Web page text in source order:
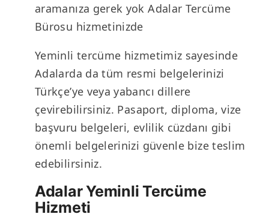
aramanıza gerek yok Adalar Tercüme
Bürosu hizmetinizde
Yeminli tercüme hizmetimiz sayesinde
Adalarda da tüm resmi belgelerinizi
Türkçe’ye veya yabancı dillere
çevirebilirsiniz. Pasaport, diploma, vize
başvuru belgeleri, evlilik cüzdanı gibi
önemli belgelerinizi güvenle bize teslim
edebilirsiniz.
Adalar Yeminli Tercüme
Hizmeti